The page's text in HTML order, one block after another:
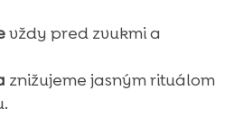
vždy pred zvukmi a
znižujeme jasným rituálom